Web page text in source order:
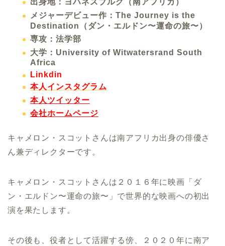
出身地：ヨハネスブルグ（南アフリカ）
メジャーデビュー作：The Journey is the
Destination（ダン・エルドン〜運命の旅〜）
専攻：法学部
大学：University of Witwatersrand South
Africa
Linkdin
本人インスタグラム
本人ツイッター
会社ホームページ
キャメロン・スコットさんは南アフリカ出身の俳優さ
ん兼ディレクターです。
キャメロン・スコットさんは２０１６年に映画「ダ
ン・エルドン〜運命の旅〜」で世界的な映画への初出
演を果たします。
その後も、役者として活躍する傍、２０２０年に南ア